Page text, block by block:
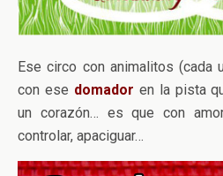
Ese circo con animalitos (cada
con ese domador en la pista
un corazón… es que con
controlar, apaciguar…